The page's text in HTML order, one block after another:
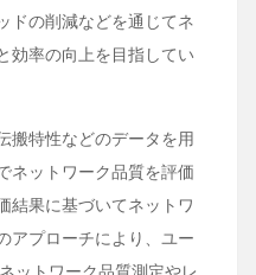
ドの削減などを通じてネ
効率の向上を目指してい
搬特性などのデータを用
ネットワーク品質を評価
結果に基づいてネットワ
アプローチにより、ユー